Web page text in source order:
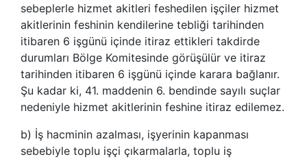
sebeplerle hizmet akitleri feshedilen işçiler hizmet
akitlerinin feshinin kendilerine tebliği tarihinden
itibaren 6 işgünü içinde itiraz ettikleri takdirde
durumları Bölge Komitesinde görüşülür ve itiraz
tarihinden itibaren 6 işgünü içinde karara bağlanır.
Şu kadar ki, 41. maddenin 6. bendinde sayılı suçlar
nedeniyle hizmet akitlerinin feshine itiraz edilemez.
b) İş hacminin azalması, işyerinin kapanması
sebebiyle toplu işçi çıkarmalarla, toplu iş